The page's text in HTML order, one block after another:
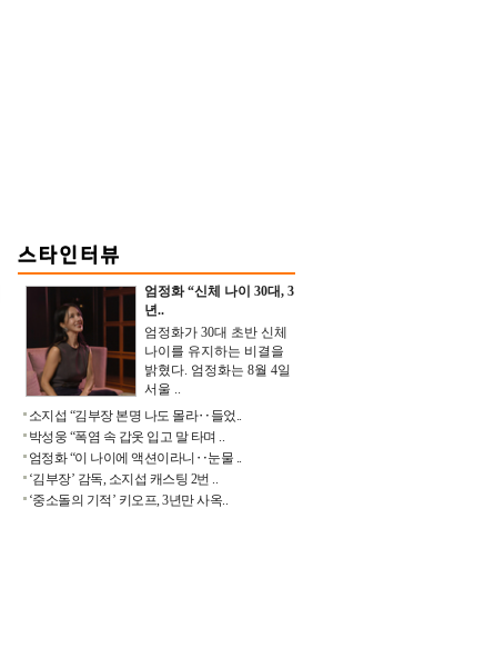
엄정화 “신체 나이 30대, 3
년..
엄정화가 30대 초반 신체
나이를 유지하는 비결을
밝혔다. 엄정화는 8월 4일
서울 ..
소지섭 “김부장 본명 나도 몰라‥들었..
박성웅 “폭염 속 갑옷 입고 말 타며 ..
엄정화 “이 나이에 액션이라니‥눈물 ..
‘김부장’ 감독, 소지섭 캐스팅 2번 ..
‘중소돌의 기적’ 키오프, 3년만 사옥..